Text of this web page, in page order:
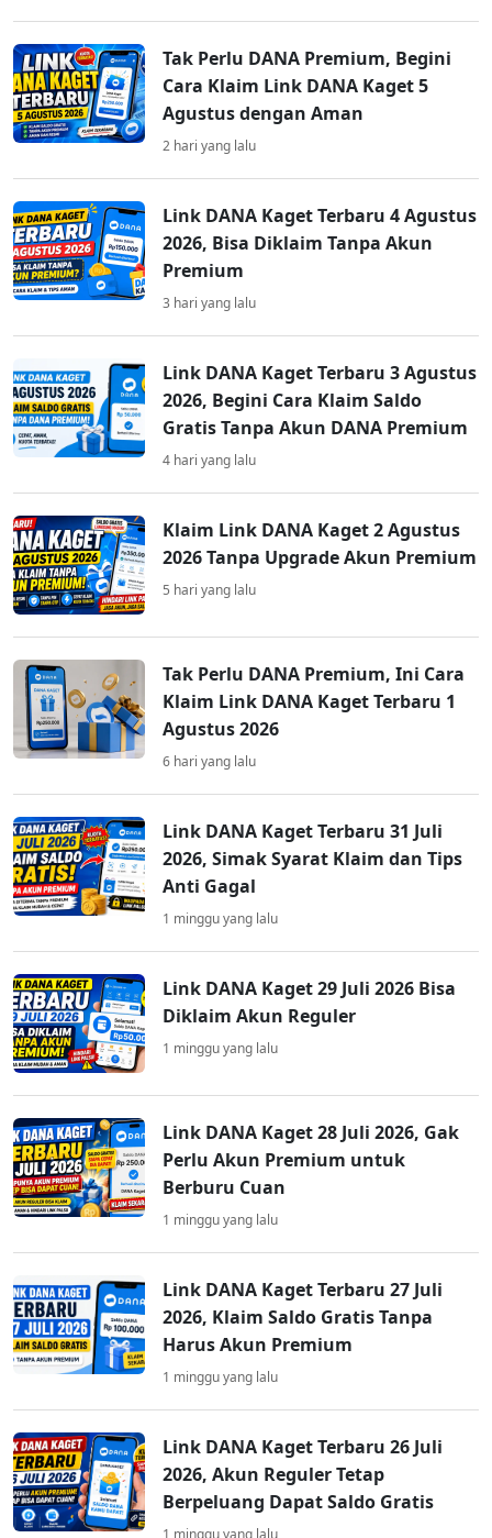
Tak Perlu DANA Premium, Begini
Cara Klaim Link DANA Kaget 5
Agustus dengan Aman
2 hari yang lalu
Link DANA Kaget Terbaru 4 Agustus
2026, Bisa Diklaim Tanpa Akun
Premium
3 hari yang lalu
Link DANA Kaget Terbaru 3 Agustus
2026, Begini Cara Klaim Saldo
Gratis Tanpa Akun DANA Premium
4 hari yang lalu
Klaim Link DANA Kaget 2 Agustus
2026 Tanpa Upgrade Akun Premium
5 hari yang lalu
Tak Perlu DANA Premium, Ini Cara
Klaim Link DANA Kaget Terbaru 1
Agustus 2026
6 hari yang lalu
Link DANA Kaget Terbaru 31 Juli
2026, Simak Syarat Klaim dan Tips
Anti Gagal
1 minggu yang lalu
Link DANA Kaget 29 Juli 2026 Bisa
Diklaim Akun Reguler
1 minggu yang lalu
Link DANA Kaget 28 Juli 2026, Gak
Perlu Akun Premium untuk
Berburu Cuan
1 minggu yang lalu
Link DANA Kaget Terbaru 27 Juli
2026, Klaim Saldo Gratis Tanpa
Harus Akun Premium
1 minggu yang lalu
Link DANA Kaget Terbaru 26 Juli
2026, Akun Reguler Tetap
Berpeluang Dapat Saldo Gratis